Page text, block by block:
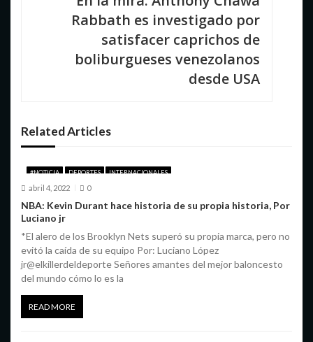
e
n
t
r
a
d
a
Rabbath es investigado por
satisfacer caprichos de
boliburgueses venezolanos
desde USA
Related Articles
#NOTICIA DEPORTES INTERNACIONALES
abril 4, 2022 0
NBA: Kevin Durant hace historia de su propia historia, Por
Luciano jr
*El alero de los Brooklyn Nets superó su propia marca, pero no
evitó la caída de su equipo Por: Luciano López
jr@elkillerdeldeporte Señores amantes del mejor baloncesto
del mundo cómo lo es la
READ MORE